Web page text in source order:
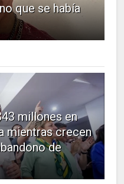
que se había
millones en
mientras crecen
de